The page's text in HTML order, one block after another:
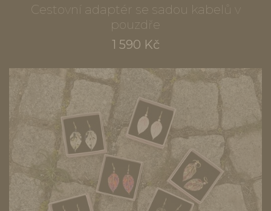
Cestovní adaptér se sadou kabelů v
pouzdře
1 590 Kč